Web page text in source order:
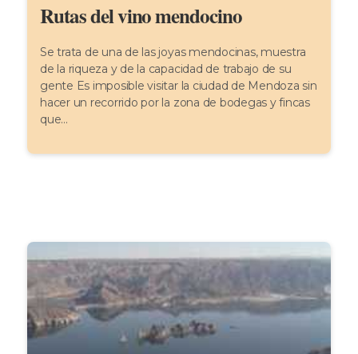
Rutas del vino mendocino
Se trata de una de las joyas mendocinas, muestra
de la riqueza y de la capacidad de trabajo de su
gente Es imposible visitar la ciudad de Mendoza sin
hacer un recorrido por la zona de bodegas y fincas
que...